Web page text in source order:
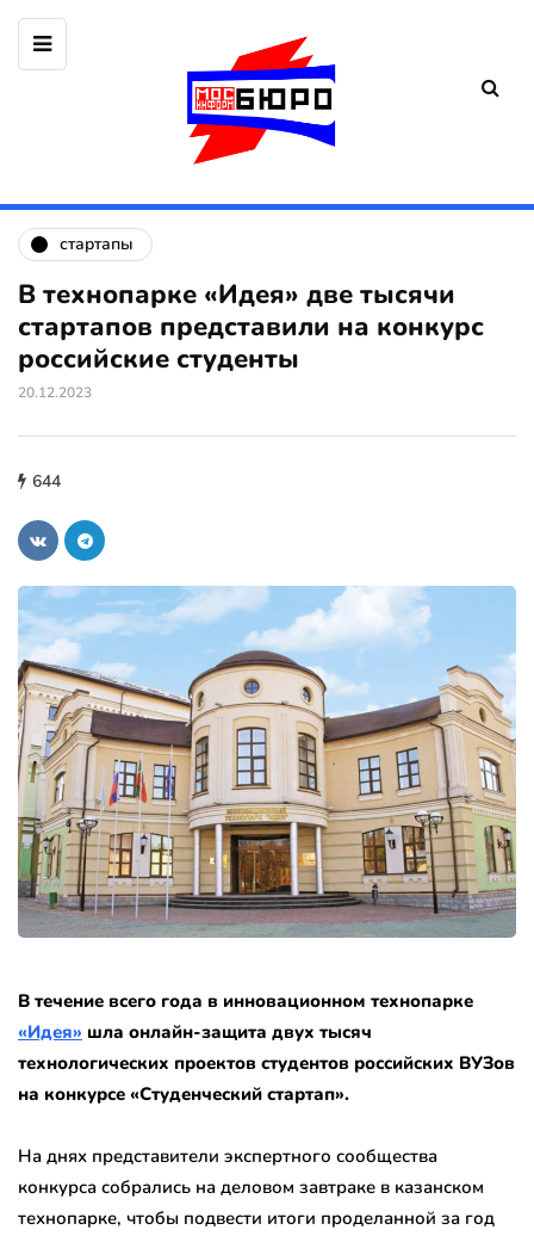
стартапы
В технопарке «Идея» две тысячи
стартапов представили на конкурс
российские студенты
20.12.2023
644
В течение всего года в инновационном технопарке
«Идея» шла онлайн-защита двух тысяч
технологических проектов студентов российских ВУЗов
на конкурсе «Студенческий стартап».
На днях представители экспертного сообщества
конкурса собрались на деловом завтраке в казанском
технопарке, чтобы подвести итоги проделанной за год